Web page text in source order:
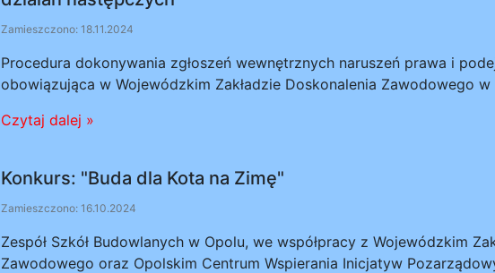
Zamieszczono: 18.11.2024
Procedura dokonywania zgłoszeń wewnętrznych naruszeń prawa i
obowiązująca w Wojewódzkim Zakładzie Doskonalenia Zawodowego
Czytaj dalej »
Konkurs: "Buda dla Kota na Zimę"
Zamieszczono: 16.10.2024
Zespół Szkół Budowlanych w Opolu, we współpracy z Wojewódzkim
Zawodowego oraz Opolskim Centrum Wspierania Inicjatyw